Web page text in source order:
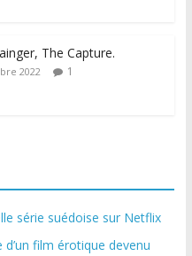
The Capture.
2022 1
série suédoise sur Netflix
film érotique devenu